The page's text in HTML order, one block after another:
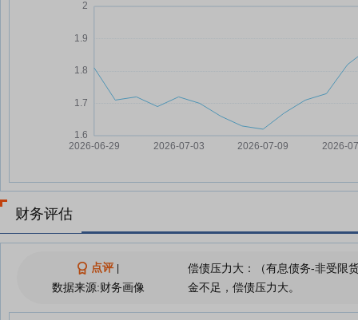
财务评估
点评
数据来源:财务画像
偿债压力大：（有息债务-非受限
金不足，偿债压力大。